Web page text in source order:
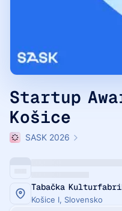
Startup
Košice
SASK 2026
Tabačka
Košice I, Slovensko